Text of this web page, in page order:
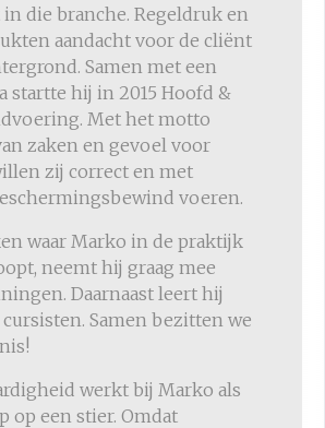
die branche. Regeldruk en
aandacht voor de cliënt
Samen met een
startte hij in 2015 Hoofd &
Met het motto
zaken en gevoel voor
zij correct en met
voeren.
waar Marko in de praktijk
neemt hij graag mee
Daarnaast leert hij
Samen bezitten we
werkt bij Marko als
op een stier. Omdat